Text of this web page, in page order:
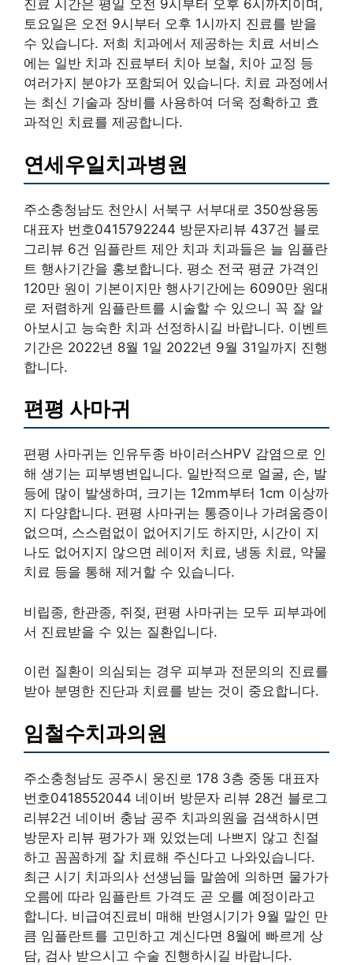
진료 시간은 평일 오전 9시부터 오후 6시까지이며,
토요일은 오전 9시부터 오후 1시까지 진료를 받을
수 있습니다. 저희 치과에서 제공하는 치료 서비스
에는 일반 치과 진료부터 치아 보철, 치아 교정 등
여러가지 분야가 포함되어 있습니다. 치료 과정에서
는 최신 기술과 장비를 사용하여 더욱 정확하고 효
과적인 치료를 제공합니다.
연세우일치과병원
주소충청남도 천안시 서북구 서부대로 350쌍용동
대표자 번호0415792244 방문자리뷰 437건 블로
그리뷰 6건 임플란트 제안 치과 치과들은 늘 임플란
트 행사기간을 홍보합니다. 평소 전국 평균 가격인
120만 원이 기본이지만 행사기간에는 6090만 원대
로 저렴하게 임플란트를 시술할 수 있으니 꼭 잘 알
아보시고 능숙한 치과 선정하시길 바랍니다. 이벤트
기간은 2022년 8월 1일 2022년 9월 31일까지 진행
합니다.
편평 사마귀
편평 사마귀는 인유두종 바이러스HPV 감염으로 인
해 생기는 피부병변입니다. 일반적으로 얼굴, 손, 발
등에 많이 발생하며, 크기는 12mm부터 1cm 이상까
지 다양합니다. 편평 사마귀는 통증이나 가려움증이
없으며, 스스럼없이 없어지기도 하지만, 시간이 지
나도 없어지지 않으면 레이저 치료, 냉동 치료, 약물
치료 등을 통해 제거할 수 있습니다.
비립종, 한관종, 쥐젖, 편평 사마귀는 모두 피부과에
서 진료받을 수 있는 질환입니다.
이런 질환이 의심되는 경우 피부과 전문의의 진료를
받아 분명한 진단과 치료를 받는 것이 중요합니다.
임철수치과의원
주소충청남도 공주시 웅진로 178 3층 중동 대표자
번호0418552044 네이버 방문자 리뷰 28건 블로그
리뷰2건 네이버 충남 공주 치과의원을 검색하시면
방문자 리뷰 평가가 꽤 있었는데 나쁘지 않고 친절
하고 꼼꼼하게 잘 치료해 주신다고 나와있습니다.
최근 시기 치과의사 선생님들 말씀에 의하면 물가가
오름에 따라 임플란트 가격도 곧 오를 예정이라고
합니다. 비급여진료비 매해 반영시기가 9월 말인 만
큼 임플란트를 고민하고 계신다면 8월에 빠르게 상
담, 검사 받으시고 수술 진행하시길 바랍니다.